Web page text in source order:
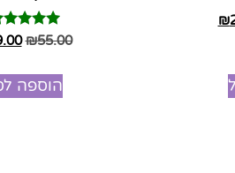
₪
דורג
5.00
₪55.00
הוספה